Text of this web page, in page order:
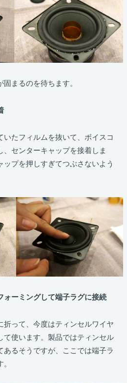
まるのを待ちます。
たフィルムを抜いて、ボイスコ
、センターキャップを接着しま
プを押しすぎてつぶさないよう
ーミングして端子ラグに接続
折って、今度はティンセルワイヤ
て使います。製品ではティンセル
あるそうですが、ここでは端子ラ